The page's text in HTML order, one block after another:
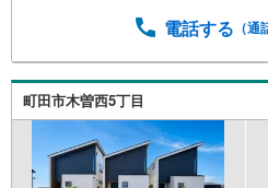
ようになりました。私達は
件情報を紹介しております
金計画、税金相談などにつ
同席でご説明させていただ
電話する （通
町田市木曽西5丁目